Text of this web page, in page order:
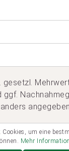
gesetzl.
ggf.
Cookies, um eine
Mehr